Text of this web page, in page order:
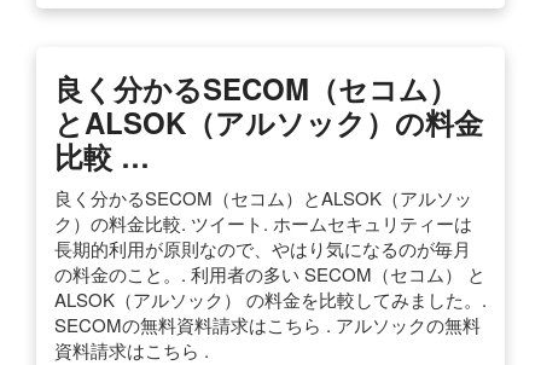
良く分かるSECOM（セコム）
とALSOK（アルソック）の料金
比較 …
良く分かるSECOM（セコム）とALSOK（アルソッ
ク）の料金比較. ツイート. ホームセキュリティーは
長期的利用が原則なので、やはり気になるのが毎月
の料金のこと。. 利用者の多い SECOM（セコム） と
ALSOK（アルソック） の料金を比較してみました。.
SECOMの無料資料請求はこちら . アルソックの無料
資料請求はこちら .